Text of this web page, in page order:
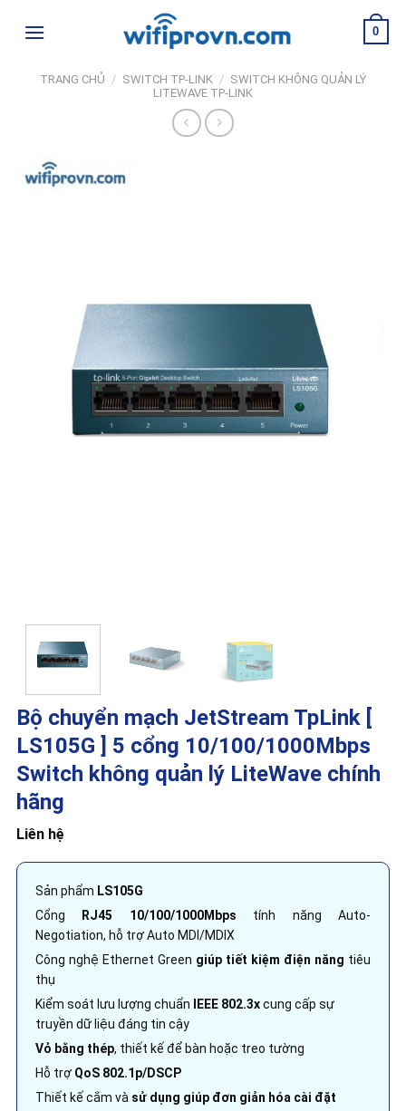
0
TRANG CHỦ / SWITCH TP-LINK / SWITCH KHÔNG QUẢN LÝ
LITEWAVE TP-LINK
Bộ chuyển mạch JetStream TpLink [
LS105G ] 5 cổng 10/100/1000Mbps
Switch không quản lý LiteWave chính
hãng
Liên hệ
Sản phẩm LS105G
Cổng
RJ45 10/100/1000Mbps tính năng Auto-
Negotiation, hỗ trợ Auto MDI/MDIX
Công nghệ Ethernet Green giúp tiết kiệm điện năng tiêu
thụ
Kiểm soát lưu lượng chuẩn
IEEE 802.3xcung cấp sự
truyền dữ liệu đáng tin cậy
Vỏ bằng thép, thiết kế để bàn hoặc treo tường
Hỗ trợ QoS 802.1p/DSCP
Thiết kế cắm và sử dụng giúp đơn giản hóa cài đặt